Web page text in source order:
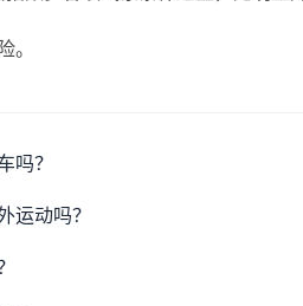
。
吗？
运动吗？